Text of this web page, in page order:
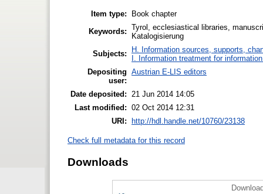
Item type:
Book chapter
Keywords: Tyrol, ecclesiastical libraries,
Katalogisierung
Subjects:
H. Information sources, supports,
I. Information treatment for
Depositing
user:
Austrian E-LIS editors
Date deposited:
21 Jun 2014 14:05
Last modified: 02 Oct 2014 12:31
URI:
http://hdl.handle.net/10760/23138
Check full metadata for this record
Downloads